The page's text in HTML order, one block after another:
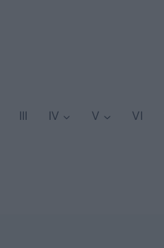
III IV V VI